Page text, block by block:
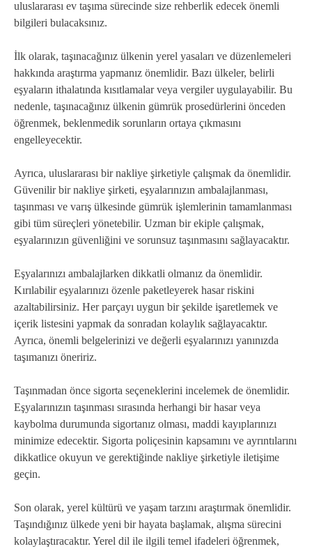
uluslararası ev taşıma sürecinde size rehberlik edecek önemli
bilgileri bulacaksınız.
İlk olarak, taşınacağınız ülkenin yerel yasaları ve düzenlemeleri
hakkında araştırma yapmanız önemlidir. Bazı ülkeler, belirli
eşyaların ithalatında kısıtlamalar veya vergiler uygulayabilir. Bu
nedenle, taşınacağınız ülkenin gümrük prosedürlerini önceden
öğrenmek, beklenmedik sorunların ortaya çıkmasını
engelleyecektir.
Ayrıca, uluslararası bir nakliye şirketiyle çalışmak da önemlidir.
Güvenilir bir nakliye şirketi, eşyalarınızın ambalajlanması,
taşınması ve varış ülkesinde gümrük işlemlerinin tamamlanması
gibi tüm süreçleri yönetebilir. Uzman bir ekiple çalışmak,
eşyalarınızın güvenliğini ve sorunsuz taşınmasını sağlayacaktır.
Eşyalarınızı ambalajlarken dikkatli olmanız da önemlidir.
Kırılabilir eşyalarınızı özenle paketleyerek hasar riskini
azaltabilirsiniz. Her parçayı uygun bir şekilde işaretlemek ve
içerik listesini yapmak da sonradan kolaylık sağlayacaktır.
Ayrıca, önemli belgelerinizi ve değerli eşyalarınızı yanınızda
taşımanızı öneririz.
Taşınmadan önce sigorta seçeneklerini incelemek de önemlidir.
Eşyalarınızın taşınması sırasında herhangi bir hasar veya
kaybolma durumunda sigortanız olması, maddi kayıplarınızı
minimize edecektir. Sigorta poliçesinin kapsamını ve ayrıntılarını
dikkatlice okuyun ve gerektiğinde nakliye şirketiyle iletişime
geçin.
Son olarak, yerel kültürü ve yaşam tarzını araştırmak önemlidir.
Taşındığınız ülkede yeni bir hayata başlamak, alışma sürecini
kolaylaştıracaktır. Yerel dil ile ilgili temel ifadeleri öğrenmek,